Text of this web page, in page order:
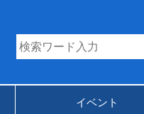
イベント